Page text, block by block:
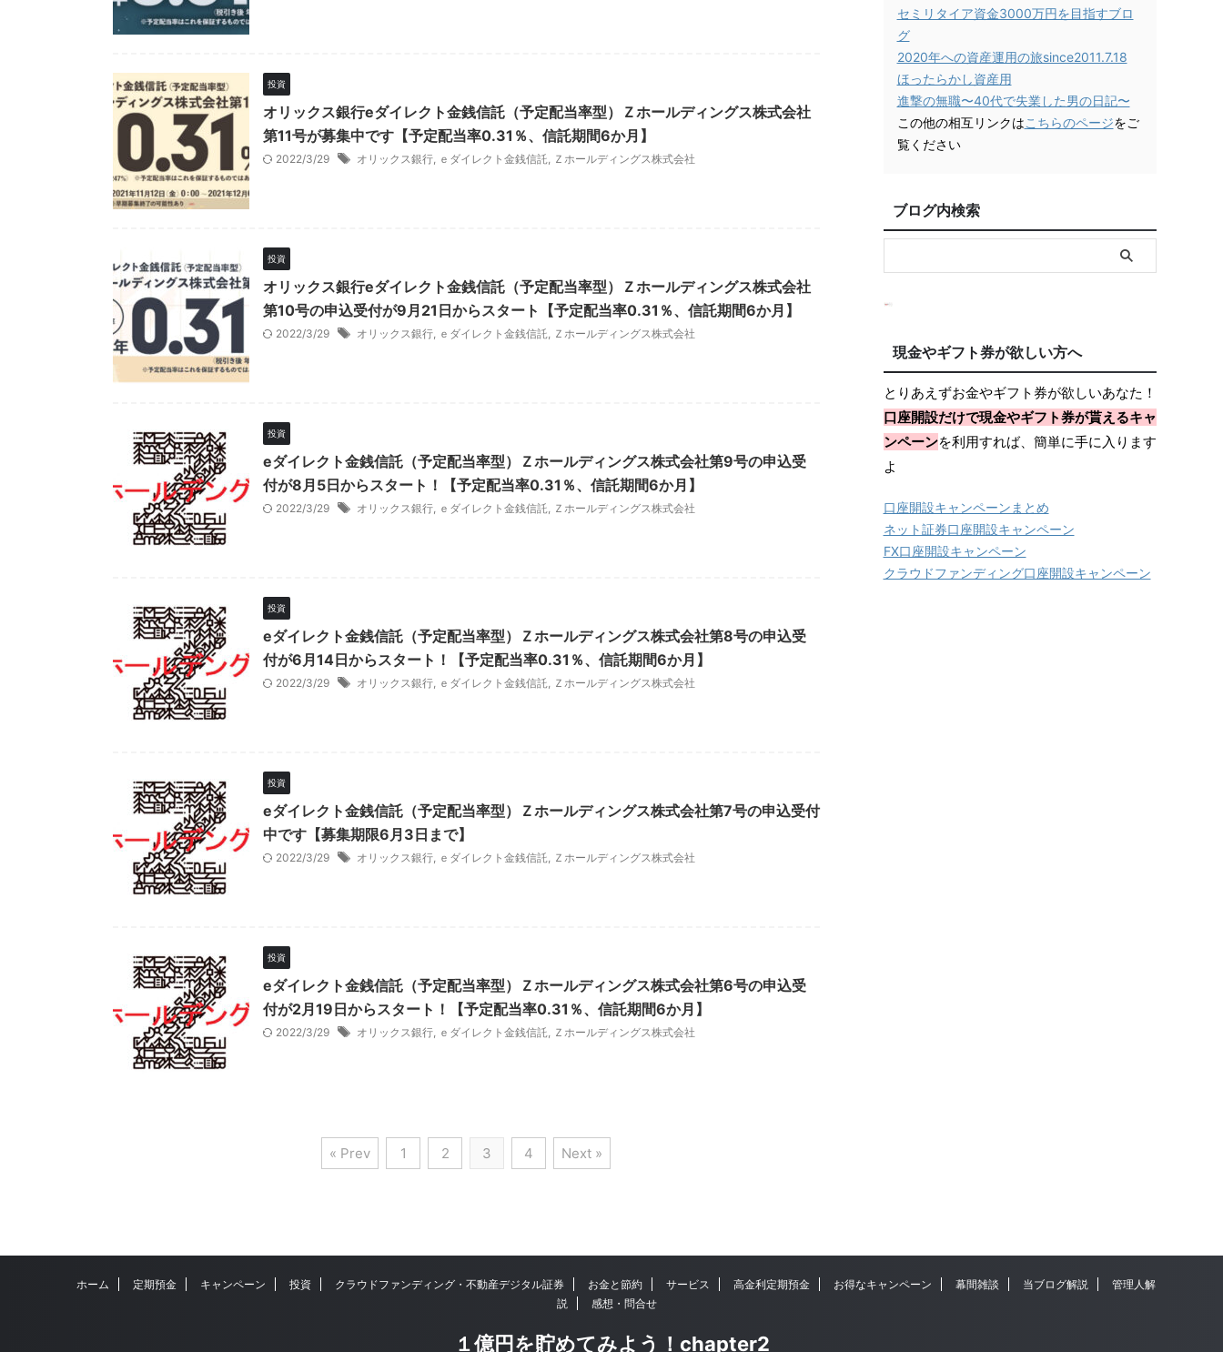
投資
オリックス銀行eダイレクト金銭信託（予定配当率型）Ｚホールディングス株式会社
第11号が募集中です【予定配当率0.31％、信託期間6か月】
2022/3/29 オリックス銀行, ｅダイレクト金銭信託, Ｚホールディングス株式会社
投資
オリックス銀行eダイレクト金銭信託（予定配当率型）Ｚホールディングス株式会社
第10号の申込受付が9月21日からスタート【予定配当率0.31％、信託期間6か月】
2022/3/29 オリックス銀行, ｅダイレクト金銭信託, Ｚホールディングス株式会社
投資
eダイレクト金銭信託（予定配当率型）Ｚホールディングス株式会社第9号の申込受
付が8月5日からスタート！【予定配当率0.31％、信託期間6か月】
2022/3/29 オリックス銀行, ｅダイレクト金銭信託, Ｚホールディングス株式会社
投資
eダイレクト金銭信託（予定配当率型）Ｚホールディングス株式会社第8号の申込受
付が6月14日からスタート！【予定配当率0.31％、信託期間6か月】
2022/3/29 オリックス銀行, ｅダイレクト金銭信託, Ｚホールディングス株式会社
投資
eダイレクト金銭信託（予定配当率型）Ｚホールディングス株式会社第7号の申込受付
中です【募集期限6月3日まで】
2022/3/29 オリックス銀行, ｅダイレクト金銭信託, Ｚホールディングス株式会社
投資
eダイレクト金銭信託（予定配当率型）Ｚホールディングス株式会社第6号の申込受
付が2月19日からスタート！【予定配当率0.31％、信託期間6か月】
2022/3/29 オリックス銀行, ｅダイレクト金銭信託, Ｚホールディングス株式会社
« Prev 1 2 3 4 Next »
セミリタイア資金3000万円を目指すブロ
グ
2020年への資産運用の旅since2011.7.18
ほったらかし資産用
進撃の無職〜40代で失業した男の日記〜
この他の相互リンクはこちらのページをご
覧ください
ブログ内検索
現金やギフト券が欲しい方へ
とりあえずお金やギフト券が欲しいあなた！
口座開設だけで現金やギフト券が貰えるキャ
ンペーンを利用すれば、簡単に手に入ります
よ
口座開設キャンペーンまとめ
ネット証券口座開設キャンペーン
FX口座開設キャンペーン
クラウドファンディング口座開設キャンペーン
ホーム 定期預金 キャンペーン 投資 クラウドファンディング・不動産デジタル証券 お金と節約 サービス 高金利定期預金 お得なキャンペーン 幕間雑談 当ブログ解説
管理人解
説
感想・問合せ
１億円を貯めてみよう！chapter2